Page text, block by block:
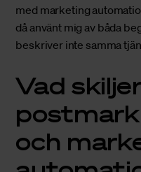
med marketing
då använt mig av båda
beskriver inte samma
Vad
och